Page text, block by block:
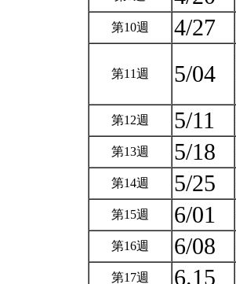
第10週 4/27
第11週 5/04
第12週 5/11
第13週 5/18
第14週 5/25
第15週 6/01
第16週 6/08
第17週 6.15